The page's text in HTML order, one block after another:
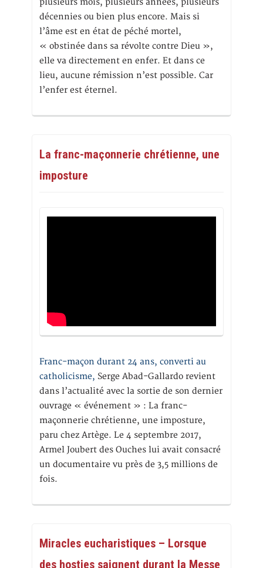
plusieurs mois, plusieurs années, plusieurs
décennies ou bien plus encore. Mais si
l’âme est en état de péché mortel,
« obstinée dans sa révolte contre Dieu »,
elle va directement en enfer. Et dans ce
lieu, aucune rémission n’est possible. Car
l’enfer est éternel.
La franc-maçonnerie chrétienne, une
imposture
Franc-maçon durant 24 ans, converti au
catholicisme, Serge Abad-Gallardo revient
dans l’actualité avec la sortie de son dernier
ouvrage « événement » : La franc-
maçonnerie chrétienne, une imposture,
paru chez Artège. Le 4 septembre 2017,
Armel Joubert des Ouches lui avait consacré
un documentaire vu près de 3,5 millions de
fois.
Miracles eucharistiques – Lorsque
des hosties saignent durant la Messe